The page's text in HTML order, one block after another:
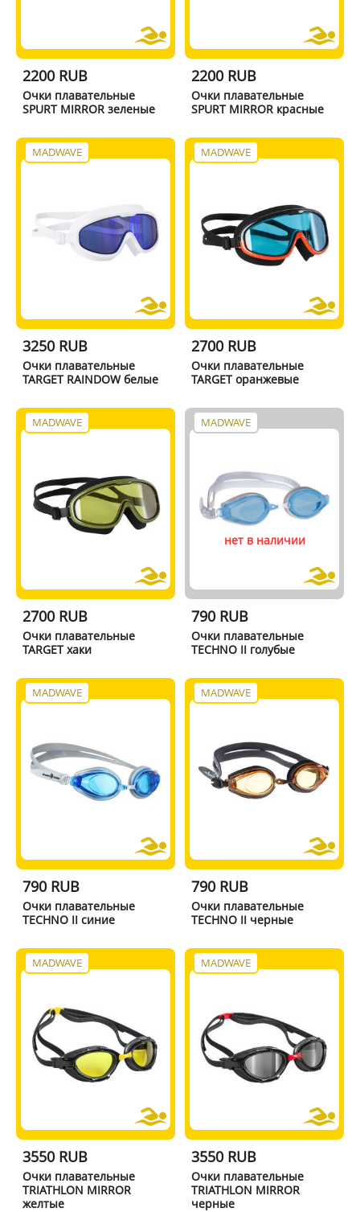
2200 RUB
Очки плавательные
SPURT MIRROR зеленые
2200 RUB
Очки плавательные
SPURT MIRROR красные
MADWAVE
3250 RUB
Очки плавательные
TARGET RAINDOW белые
MADWAVE
2700 RUB
Очки плавательные
TARGET оранжевые
MADWAVE
2700 RUB
Очки плавательные
TARGET хаки
MADWAVE
нет в наличии
790 RUB
Очки плавательные
TECHNO II голубые
MADWAVE
790 RUB
Очки плавательные
TECHNO II синие
MADWAVE
790 RUB
Очки плавательные
TECHNO II черные
MADWAVE
3550 RUB
Очки плавательные
TRIATHLON MIRROR
желтые
MADWAVE
3550 RUB
Очки плавательные
TRIATHLON MIRROR
черные